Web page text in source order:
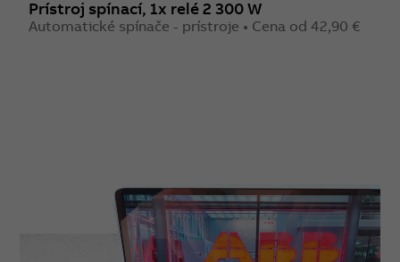
Prístroj spínací, 1x relé 2 300 W
Automatické spínače - prístroje • Cena od 42,90 €